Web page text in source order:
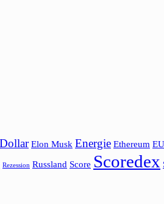
Dollar Elon Musk Energie Ethereum EU
Rezession Russland Score Scoredex